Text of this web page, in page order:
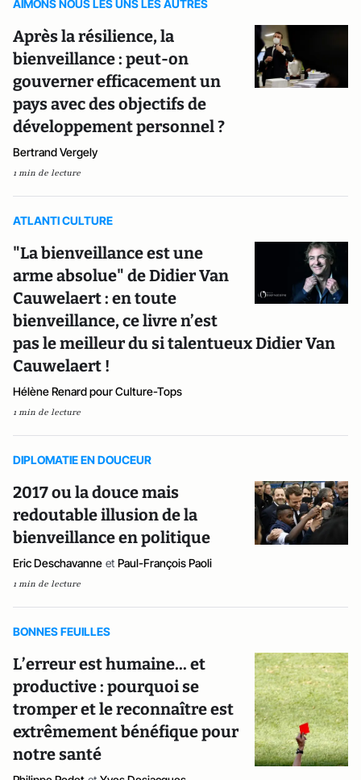
AIMONS NOUS LES UNS LES AUTRES
Après la résilience, la
bienveillance : peut-on
gouverner efficacement un
pays avec des objectifs de
développement personnel ?
Bertrand Vergely
1 min de lecture
ATLANTI CULTURE
"La bienveillance est une
arme absolue" de Didier Van
Cauwelaert : en toute
bienveillance, ce livre n’est
pas le meilleur du si talentueux Didier Van
Cauwelaert !
Hélène Renard pour Culture-Tops
1 min de lecture
DIPLOMATIE EN DOUCEUR
2017 ou la douce mais
redoutable illusion de la
bienveillance en politique
Eric Deschavanne et Paul-François Paoli
1 min de lecture
BONNES FEUILLES
L’erreur est humaine... et
productive : pourquoi se
tromper et le reconnaître est
extrêmement bénéfique pour
notre santé